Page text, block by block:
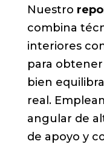
Nuestro
combina
interiores
para
bien
real.
angular de
de apoyo y